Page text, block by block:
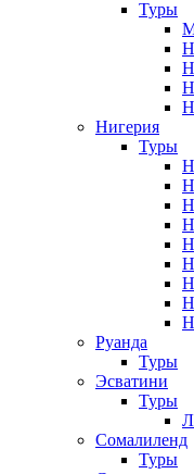
Туры
Нигерия
Туры
Руанда
Туры
Эсватини
Туры
Сомалиленд
Туры